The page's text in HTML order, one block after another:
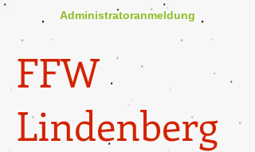
Administratoranmeldung
FFW
Lindenberg